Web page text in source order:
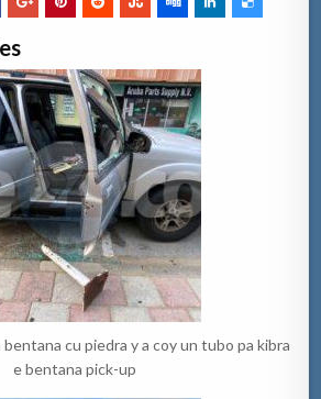
cu piedra y a coy un tubo pa kibra
e bentana pick-up